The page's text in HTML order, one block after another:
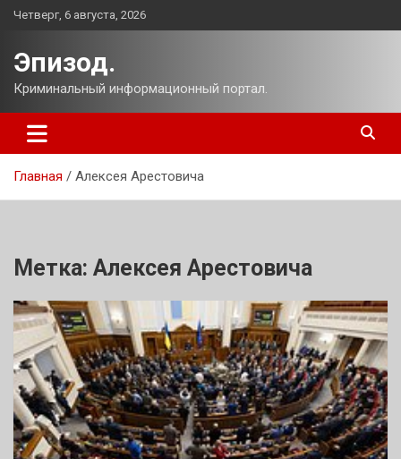
Перейти
Четверг, 6 августа, 2026
Эпизод.
Криминальный информационный портал.
Главная Алексея Арестовича
Метка: Алексея Арестовича